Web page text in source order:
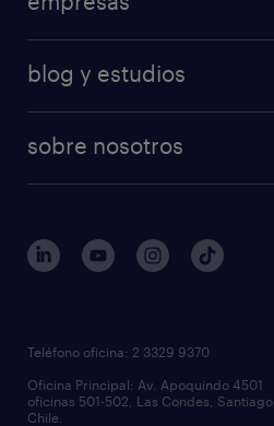
blog y estudios
sobre nosotros
Teléfono oficina: 2 3329 9370
Oficina Principal: Av. Apoquindo 4501
oficinas 501-502, Las Condes, Santiago,
Chile.